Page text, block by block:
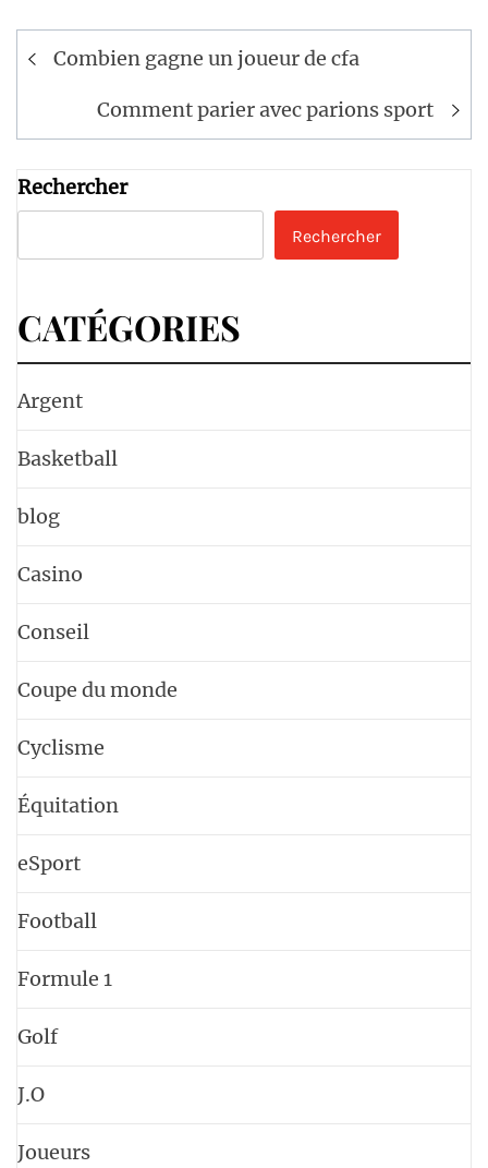
Navigation
l’article
Combien gagne un joueur de cfa
Comment parier avec parions sport
Rechercher
Rechercher
CATÉGORIES
Argent
Basketball
blog
Casino
Conseil
Coupe du monde
Cyclisme
Équitation
eSport
Football
Formule 1
Golf
J.O
Joueurs